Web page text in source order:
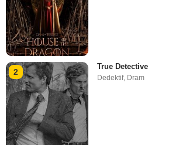
2
True Detective
Dedektif, Dram